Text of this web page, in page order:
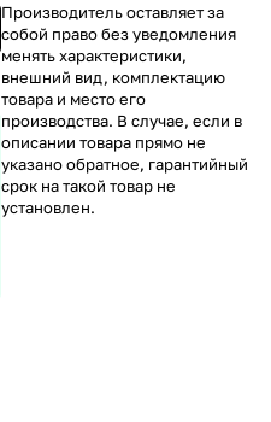
Производитель оставляет за
собой право без уведомления
менять характеристики,
внешний вид, комплектацию
товара и место его
производства. В случае, если в
описании товара прямо не
указано обратное, гарантийный
срок на такой товар не
установлен.